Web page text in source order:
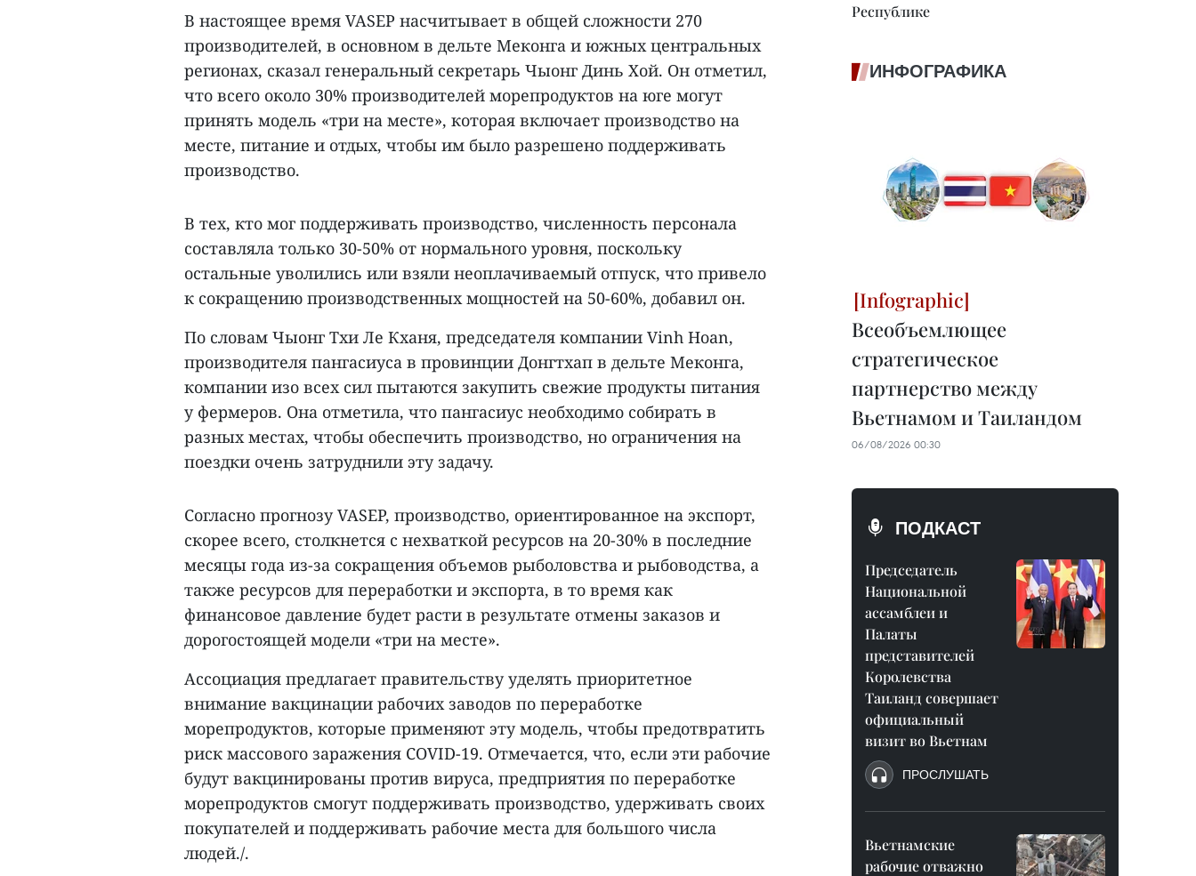
В настоящее время VASEP насчитывает в общей сложности 270
производителей, в основном в дельте Меконга и южных центральных
регионах, сказал генеральный секретарь Чыонг Динь Хой. Он отметил,
что всего около 30% производителей морепродуктов на юге могут
принять модель «три на месте», которая включает производство на
месте, питание и отдых, чтобы им было разрешено поддерживать
производство.
В тех, кто мог поддерживать производство, численность персонала
составляла только 30-50% от нормального уровня, поскольку
остальные уволились или взяли неоплачиваемый отпуск, что привело
к сокращению производственных мощностей на 50-60%, добавил он.
По словам Чыонг Тхи Ле Кханя, председателя компании Vinh Hoan,
производителя пангасиуса в провинции Донгтхап в дельте Меконга,
компании изо всех сил пытаются закупить свежие продукты питания
у фермеров. Она отметила, что пангасиус необходимо собирать в
разных местах, чтобы обеспечить производство, но ограничения на
поездки очень затруднили эту задачу.
Согласно прогнозу VASEP, производство, ориентированное на экспорт,
скорее всего, столкнется с нехваткой ресурсов на 20-30% в последние
месяцы года из-за сокращения объемов рыболовства и рыбоводства, а
также ресурсов для переработки и экспорта, в то время как
финансовое давление будет расти в результате отмены заказов и
дорогостоящей модели «три на месте».
Ассоциация предлагает правительству уделять приоритетное
внимание вакцинации рабочих заводов по переработке
морепродуктов, которые применяют эту модель, чтобы предотвратить
риск массового заражения COVID-19. Отмечается, что, если эти рабочие
будут вакцинированы против вируса, предприятия по переработке
морепродуктов смогут поддерживать производство, удерживать своих
покупателей и поддерживать рабочие места для большого числа
людей./.
Республике
ИНФОГРАФИКА
Всеобъемлющее
стратегическое
партнерство между
Вьетнамом и Таиландом
06/08/2026 00:30
ПОДКАСТ
Председатель
Национальной
ассамблеи и
Палаты
представителей
Королевства
Таиланд совершает
официальный
визит во Вьетнам
ПРОСЛУШАТЬ
Вьетнамские
рабочие отважно